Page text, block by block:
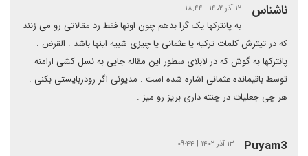
ناشناس ۱۲ آذر ۱۴۰۲ | ۱۸:۴۴
به پانترکها یک گرا بدهم چون اونها فقط رد مقالاتی رو می زنند
که در تیترش کلمات ترکیه یا عثمانی یا چیزی شبیه اینها باشد . القرض .
پانترکها به گوش که در لابلای سطور این مقاله جایی به نسل کشی ارامنه
توسط باقیمانده عثمانی اشاره شده است . مدیونی اگر رودربایستی بکنی .
هر چی جعلیات در چنته داری بریز رو میز .
Puyam3 ۱۳ آذر ۱۴۰۲ | ۰۹:۴۴